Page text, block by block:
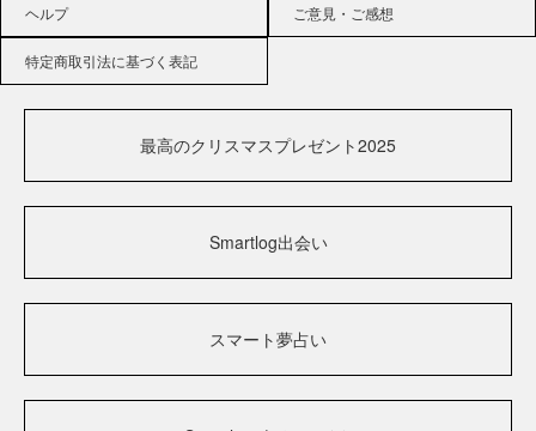
ヘルプ ご意見・ご感想
特定商取引法に基づく表記
最高のクリスマスプレゼント2025
Smartlog出会い
スマート夢占い